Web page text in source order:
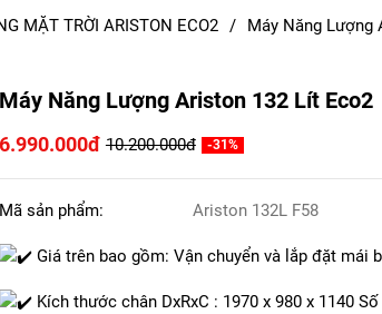
MẶT TRỜI ARISTON ECO2 / Máy Năng Lượng
Máy Năng Lượng Ariston 132 Lít Eco2
6.990.000đ 10.200.000đ -31%
Mã sản phẩm: Ariston 132L F58
Giá trên bao gồm: Vận chuyển và lắp đặt mái
Kích thước chân DxRxC : 1970 x 980 x 1140